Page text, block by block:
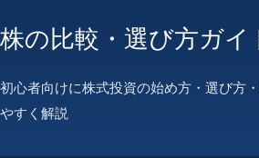
株の比較・選び方ガイ
初心者向けに株式投資の始め方・選び方
やすく解説